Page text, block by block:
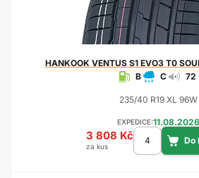
HANKOOK VENTUS S1 EVO3 T0
B
C 72
235/40 R19 XL 96W
EXPEDICE:11.08.2026
3 808 Kč
za kus